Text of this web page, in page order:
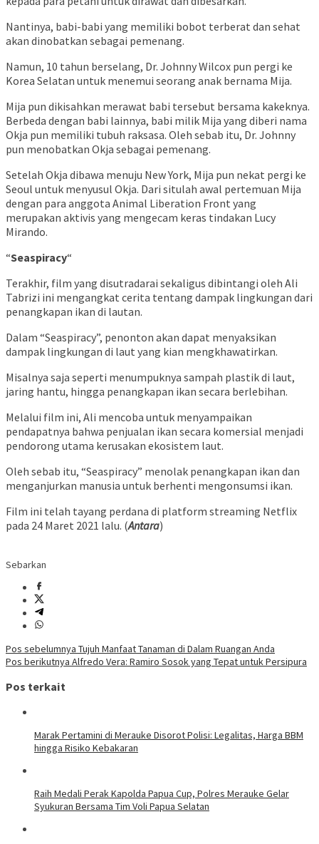
Nantinya, babi-babi yang memiliki bobot terberat dan sehat
akan dinobatkan sebagai pemenang.
Namun, 10 tahun berselang, Dr. Johnny Wilcox pun pergi ke
Korea Selatan untuk menemui seorang anak bernama Mija.
Mija pun dikisahkan merawat babi tersebut bersama kakeknya.
Berbeda dengan babi lainnya, babi milik Mija yang diberi nama
Okja pun memiliki tubuh raksasa. Oleh sebab itu, Dr. Johnny
pun menobatkan Okja sebagai pemenang.
Setelah Okja dibawa menuju New York, Mija pun nekat pergi ke
Seoul untuk menyusul Okja. Dari situlah awal pertemuan Mija
dengan para anggota Animal Liberation Front yang
merupakan aktivis yang mengecam keras tindakan Lucy
Mirando.
“Seaspiracy“
Terakhir, film yang disutradarai sekaligus dibintangi oleh Ali
Tabrizi ini mengangkat cerita tentang dampak lingkungan dari
penangkapan ikan di lautan.
Dalam “Seaspiracy”, penonton akan dapat menyaksikan
dampak lingkungan di laut yang kian mengkhawatirkan.
Misalnya saja seperti menumpuknya sampah plastik di laut,
jaring hantu, hingga penangkapan ikan secara berlebihan.
Melalui film ini, Ali mencoba untuk menyampaikan
pendapatnya bahwa penjualan ikan secara komersial menjadi
pendorong utama kerusakan ekosistem laut.
Oleh sebab itu, “Seaspiracy” menolak penangkapan ikan dan
menganjurkan manusia untuk berhenti mengonsumsi ikan.
Film ini telah tayang perdana di platform streaming Netflix
pada 24 Maret 2021 lalu. (Antara)
Sebarkan
Navigasi
pos
Pos sebelumnya Tujuh Manfaat Tanaman di Dalam Ruangan Anda
Pos berikutnya Alfredo Vera: Ramiro Sosok yang Tepat untuk Persipura
Pos terkait
Marak Pertamini di Merauke Disorot Polisi: Legalitas, Harga BBM
hingga Risiko Kebakaran
Raih Medali Perak Kapolda Papua Cup, Polres Merauke Gelar
Syukuran Bersama Tim Voli Papua Selatan